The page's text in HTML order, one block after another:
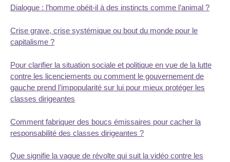
Dialogue : l’homme obéit-il à des instincts comme l’animal ?
Crise grave, crise systémique ou bout du monde pour le
capitalisme ?
Pour clarifier la situation sociale et politique en vue de la lutte
contre les licenciements ou comment le gouvernement de
gauche prend l’impopularité sur lui pour mieux protéger les
classes dirigeantes
Comment fabriquer des boucs émissaires pour cacher la
responsabilité des classes dirigeantes ?
Que signifie la vague de révolte qui suit la vidéo contre les